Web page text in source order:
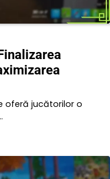
oferă jucătorilor o